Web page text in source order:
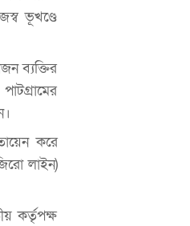
ভূখণ্ডে
ব্যক্তির
করে
লাইন)
কর্তৃপক্ষ